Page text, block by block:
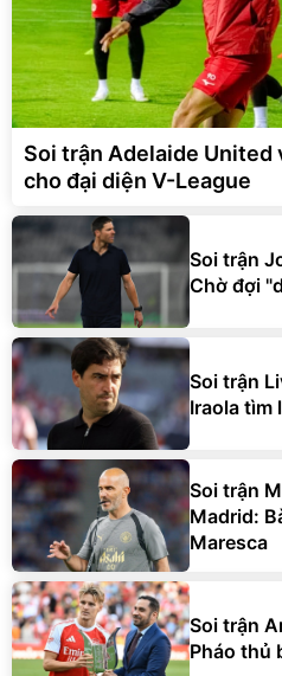
Soi trận Adelaide United
cho đại diện V-League
Soi trận
Chờ đợi
Soi trận
Iraola tìm
Soi trận
Madrid:
Maresca
Soi trận
Pháo thủ